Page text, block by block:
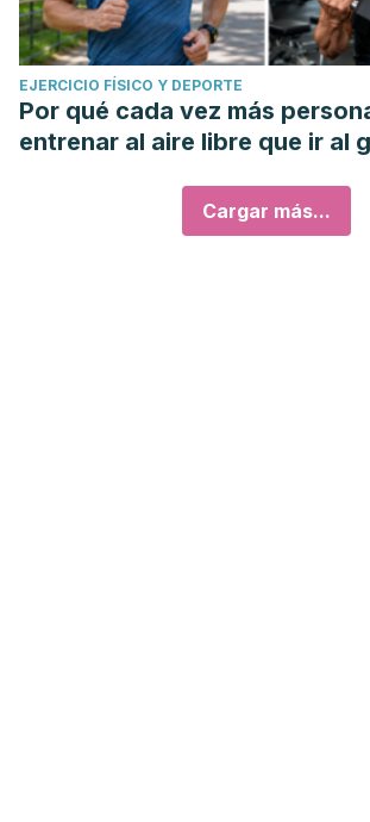
EJERCICIO FÍSICO Y DEPORTE
Por qué cada vez más
entrenar al aire libre que ir al
Cargar más...